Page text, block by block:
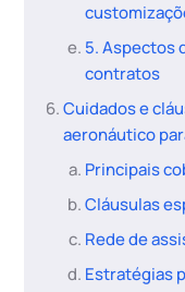
5. Aspectos
contratos
Cuidados e
aeronáutico
Principais
Cláusulas
Rede de
Estratégias